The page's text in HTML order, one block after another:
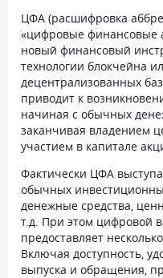
ЦФА (расшифровка
«цифровые финансовые
новый финансовый
технологии блокчейна
децентрализованных
приводит к
начиная с обычных
заканчивая владением
участием в капитале
Фактически ЦФА
обычных
денежные средства,
т.д. При этом цифровой
предоставляет
Включая доступность,
выпуска и обращения,